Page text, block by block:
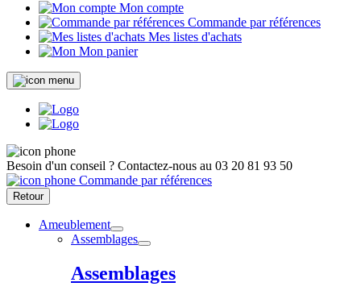
Mon compte
Commande par références
Mes listes d'achats
Mon panier
Besoin d'un conseil ? Contactez-nous au 03 20 81 93 50
Commande par références
Retour
Ameublement
Assemblages
Assemblages